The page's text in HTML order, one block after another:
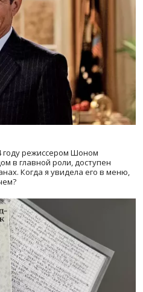
годурежиссером Шоном
в главной роли, доступен
Когда я увидела его в меню,